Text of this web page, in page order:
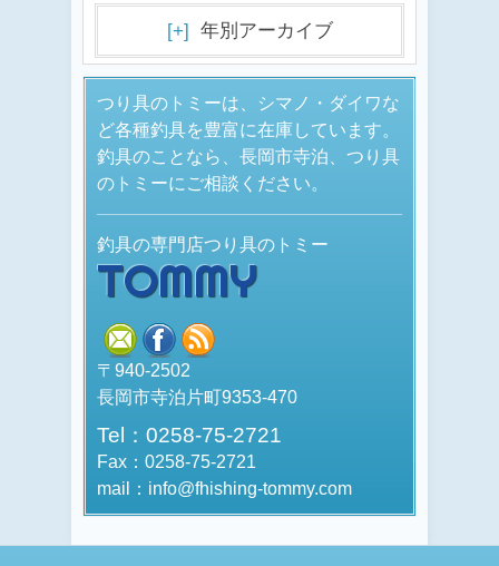
[+] 年別アーカイブ
つり具のトミーは、シマノ・ダイワな
ど各種釣具を豊富に在庫しています。
釣具のことなら、長岡市寺泊、つり具
のトミーにご相談ください。
釣具の専門店つり具のトミー
TOMMY
mail facebook
〒940-2502
長岡市寺泊片町9353-470
Tel：0258-75-2721
Fax：0258-75-2721
mail：info@fhishing-tommy.com